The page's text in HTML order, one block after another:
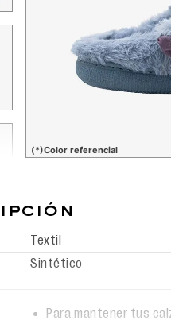
(*)Color referencial
Textil
Sintético
Para mantener tus